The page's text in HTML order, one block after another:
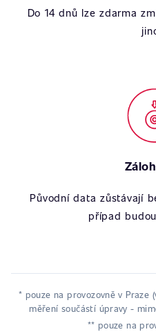
Do 14 dnů lze zdarma
Původní data zůstávají
případ
* pouze na provozovně v
měření součástí úpravy -
** pouze na